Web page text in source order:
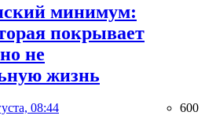
минимум:
покрывает
не
жизнь
08:44 600